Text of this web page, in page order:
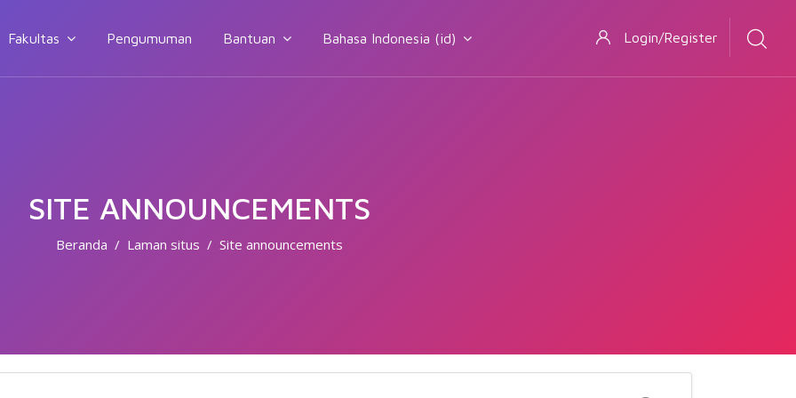
Fakultas Pengumuman Bantuan Bahasa Indonesia ‎(id)‎ Login/Register
SITE ANNOUNCEMENTS
Beranda Laman situs Site announcements